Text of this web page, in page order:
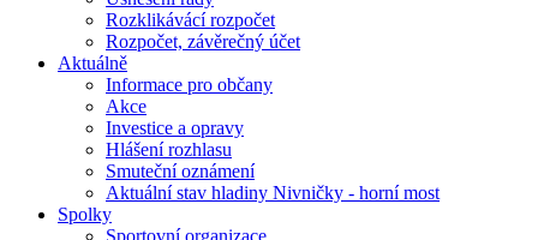
Rozklikávácí rozpočet
Rozpočet, závěrečný účet
Aktuálně
Informace pro občany
Akce
Investice a opravy
Hlášení rozhlasu
Smuteční oznámení
Aktuální stav hladiny Nivničky - horní most
Spolky
Sportovní organizace